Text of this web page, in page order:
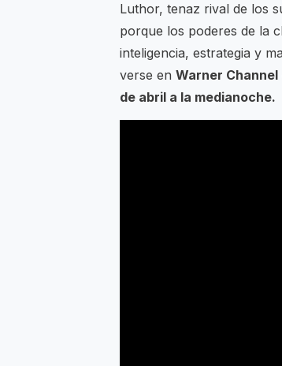
Luthor, tenaz rival de los
porque los poderes de la
inteligencia, estrategia y
verse en Warner Channel
de abril a la medianoche.